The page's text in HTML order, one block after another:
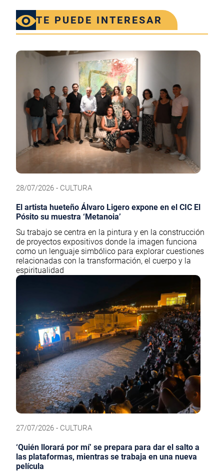
TE PUEDE INTERESAR
28/07/2026 - CULTURA
El artista hueteño Álvaro Ligero expone en el CIC El
Pósito su muestra ‘Metanoia’
Su trabajo se centra en la pintura y en la construcción
de proyectos expositivos donde la imagen funciona
como un lenguaje simbólico para explorar cuestiones
relacionadas con la transformación, el cuerpo y la
espiritualidad
27/07/2026 - CULTURA
‘Quién llorará por mí’ se prepara para dar el salto a
las plataformas, mientras se trabaja en una nueva
película